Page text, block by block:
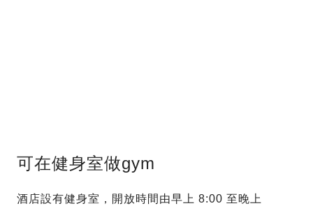
可在健身室做gym
酒店設有健身室，開放時間由早上 8:00 至晚上